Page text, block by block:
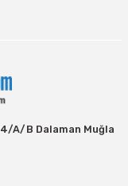
A/B Dalaman Muğla